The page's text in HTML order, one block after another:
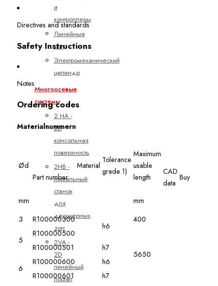
и
контроллеры
Линейные
оси
Электромеханический
цилиндр
Многоосевые
системы
2 HA -
2D
консольная
поверхность
2HB -
портальный
станок
для
двухмерных
зон
2VA -
2D
линейный
портал
Directives and standards
Safety Instructions
Notes
Ordering codes
Materialnummern
Ød
Part number
Material
Tolerance
grade 1)
Maximum
usable
length
CAD
data
Buy
mm mm
3 R100000300
h6
400
5
R100000500
5650
R100000501
h7
6
R100000600
h6
R100000601
h7